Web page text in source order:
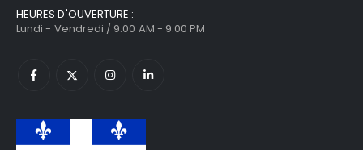
HEURES D'OUVERTURE :
Lundi - Vendredi / 9:00 AM - 9:00 PM